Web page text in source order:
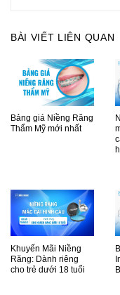
BÀI VIẾT LIÊN QUAN
Bảng giá Niềng Răng
Thẩm Mỹ mới nhất
Khuyến Mãi Niềng
Răng: Dành riêng
cho trẻ dưới 18 tuổi